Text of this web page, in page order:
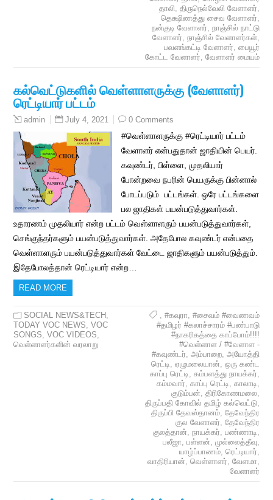
தாலி, திருநெல்வேலி வேளாளர்,
தெக்ஷிணத்து சைவ வேளாளர்,
நன்குடி வேளாளர், நாஞ்சில் நாட்டு
வேளாளர், நாஞ்சில் வேளாளர்கள்,
பவளங்கட்டி வேளாளர், பையூர்
கோட்ட வேளாளர், வேளாளர் மையம்
கல்வெட்டுகளில் வெள்ளாளருக்கு (வேளாளர்)
ரெட்டியார் பட்டம்
admin July 4, 2021 0 Comments
#வெள்ளாளருக்கு #ரெட்டியார் பட்டம்
வேளாளர் என்பதுதான் ஜாதியின் பெயர்.
கவுண்டர், பிள்ளை, முதலியார்
போன்றவை நபரின் பெயருக்கு பின்னால்
போடப்படும் பட்டங்கள். ஒரே பட்டங்களை
பல ஜாதிகள் பயன்படுத்துவார்கள்.
உதாரணம் முதலியார் என்ற பட்டம் வெள்ளாளரும் பயன்படுத்துவார்கள்,
செங்குந்தர்களும் பயன்படுத்துவார்கள். அதேபோல கவுண்டர் என்பதை
வெள்ளாளரும் பயன்படுத்துவார்கள் வேட்டை ஜாதிகளும் பயன்படுத்தும்.
இதேபோலத்தான் ரெட்டியார் என்ற…
READ MORE
SOCIAL NEWS&TECH ,
TODAY VOC NEWS,VOC
SONGS,VOC VIDEOS,
வெள்ளாளர்களின் வரலாறு
, #கவுரா, #சைவம் #வைணவம்
#தமிழர் #கலாச்சாரம் #பண்பாடு
#நாகரிகத்தை காப்போம்!!!!
#வெள்ளாள / #வேளாள -
#கவுண்டர், அம்பாறை, அயோத்தி
ரெட்டி, ஏழுமலையான், ஒரு கண்ட
காப்பு ரெட்டி, கம்பளத்து நாயக்கர்,
கம்மவார், காப்பு ரெட்டி, காலாடி,
குடும்பன், திரிகோணமலை,
திருப்பதி கோவில் தமிழ் கல்வெட்டு,
திருப்பி தேவஸ்தானம், தேவேந்திர
குல வேளாளர், தேவேந்திர
குலத்தான், நாயக்கர், பண்ணாடி,
பலீஜா, பள்ளன், முல்லைத்தீவு,
யாழ்ப்பாணம், ரெட்டியார்,
வாதிரியான், வெள்ளாளர், வேளமா,
வேளாளர்